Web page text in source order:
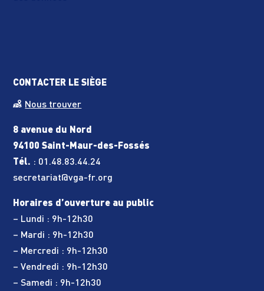
CONTACTER LE SIÈGE
Nous trouver
8 avenue du Nord
94100 Saint-Maur-des-Fossés
Tél. : 01.48.83.44.24
secretariat@vga-fr.org
Horaires d’ouverture au public
– Lundi : 9h-12h30
– Mardi : 9h-12h30
– Mercredi : 9h-12h30
– Vendredi : 9h-12h30
– Samedi : 9h-12h30